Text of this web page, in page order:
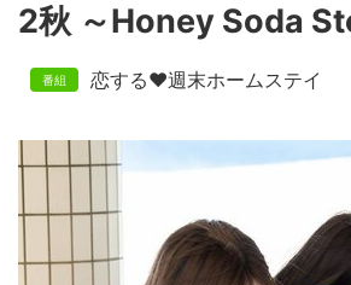
2秋 ～Honey Soda
恋する♥週末ホームステイ